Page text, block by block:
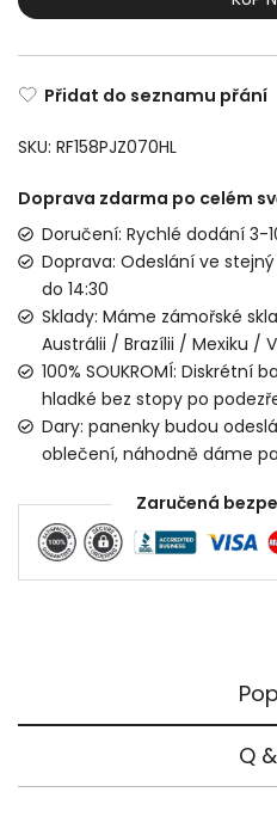
Přidat do seznamu přání
SKU: RF158PJZ070HL
Doprava zdarma po celém
Doručení: Rychlé dodání 3-
Doprava: Odeslání ve
do 14:30
Sklady: Máme zámořské
Austrálii / Brazílii / Mexiku /
100% SOUKROMÍ: Diskrétní
hladké bez stopy po
Dary: panenky budou
oblečení, náhodně dáme
Zaručená
Q